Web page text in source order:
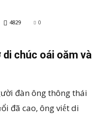
4829 0
chúc oái oăm và
đàn ông thông thái
đã cao, ông viḗt di